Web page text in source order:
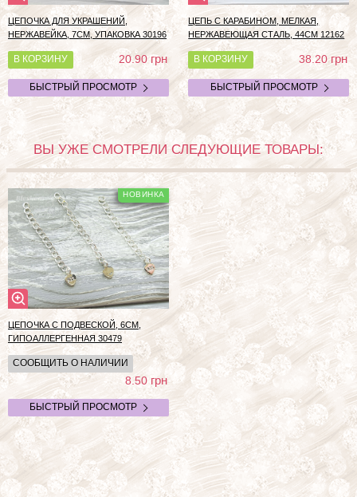
ЦЕПОЧКА ДЛЯ УКРАШЕНИЙ,
НЕРЖАВЕЙКА, 7СМ, УПАКОВКА 30196
В КОРЗИНУ 20.90грн
БЫСТРЫЙ ПРОСМОТР
ЦЕПЬ С КАРАБИНОМ, МЕЛКАЯ,
НЕРЖАВЕЮЩАЯ СТАЛЬ, 44СМ 12162
В КОРЗИНУ 38.20грн
БЫСТРЫЙ ПРОСМОТР
ВЫ УЖЕ СМОТРЕЛИ СЛЕДУЮЩИЕ ТОВАРЫ:
ЦЕПОЧКА С ПОДВЕСКОЙ, 6СМ,
ГИПОАЛЛЕРГЕННАЯ 30479
СООБЩИТЬ О НАЛИЧИИ
8.50грн
БЫСТРЫЙ ПРОСМОТР